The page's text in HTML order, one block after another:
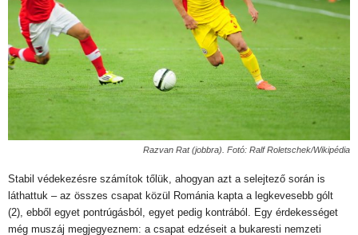
Razvan Rat (jobbra). Fotó: Ralf Roletschek/Wikipédia
Stabil védekezésre számítok tőlük, ahogyan azt a selejtező során is
láthattuk – az összes csapat közül Románia kapta a legkevesebb gólt
(2), ebből egyet pontrúgásból, egyet pedig kontrából. Egy érdekességet
még muszáj megjegyeznem: a csapat edzéseit a bukaresti nemzeti